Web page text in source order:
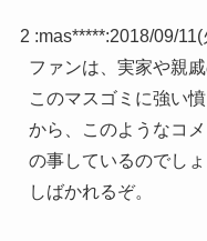
2 :mas*****:2018/09/
ファンは、実家や親
このマスゴミに強い
から、このようなコ
の事しているのでし
しばかれるぞ。